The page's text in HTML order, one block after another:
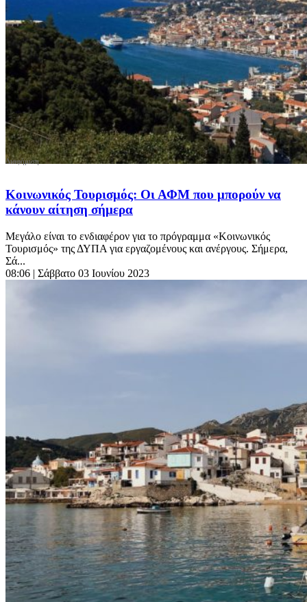
Κοινωνικός Τουρισμός: Οι ΑΦΜ που μπορούν να
κάνουν αίτηση σήμερα
Μεγάλο είναι το ενδιαφέρον για το πρόγραμμα «Κοινωνικός
Τουρισμός» της ΔΥΠΑ για εργαζομένους και ανέργους. Σήμερα,
Σά...
08:06 | Σάββατο 03 Ιουνίου 2023